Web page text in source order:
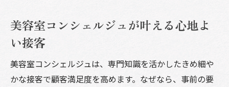
美容室コンシェルジュが叶える心地よ
い接客
美容室コンシェルジュは、専門知識を活かしたきめ細や
かな接客で顧客満足度を高めます。なぜなら、事前の要